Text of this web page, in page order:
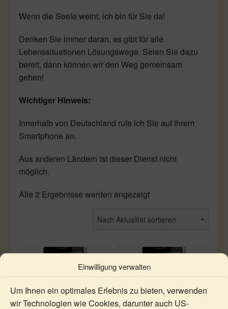
Einwilligung verwalten
Um Ihnen ein optimales Erlebnis zu bieten, verwenden
wir Technologien wie Cookies, darunter auch US-
Wenn die Seele weint, ich bin für Sie da!
Denken Sie immer daran, es gibt für alle
Lebenssituationen Lösungswege. Seien Sie dazu
bereit, dann können wir den Weg gemeinsam
gehen!
Wichtiger Hinweis:
Innerhalb von Deutschland rufe ich Sie auf Ihrem
Smartphone an.
Aus anderen Ländern ist dieser Dienst nicht
möglich.
Alle 2 Ergebnisse werden angezeigtNach
sortiert